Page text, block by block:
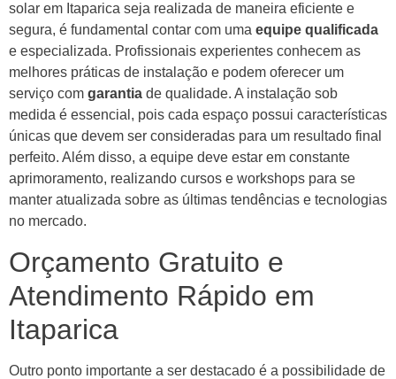
solar em Itaparica seja realizada de maneira eficiente e
segura, é fundamental contar com uma equipe qualificada
e especializada. Profissionais experientes conhecem as
melhores práticas de instalação e podem oferecer um
serviço com garantia de qualidade. A instalação sob
medida é essencial, pois cada espaço possui características
únicas que devem ser consideradas para um resultado final
perfeito. Além disso, a equipe deve estar em constante
aprimoramento, realizando cursos e workshops para se
manter atualizada sobre as últimas tendências e tecnologias
no mercado.
Orçamento Gratuito e
Atendimento Rápido em
Itaparica
Outro ponto importante a ser destacado é a possibilidade de